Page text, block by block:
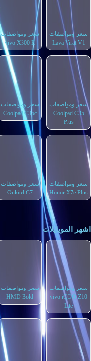
سعر ومواصفات
Lava Virat V1
سعر ومواصفات
vivo X300 E
سعر ومواصفات
Coolpad C35
Plus
سعر ومواصفات
Coolpad C35c
سعر ومواصفات
Honor X7e Plus
سعر ومواصفات
Oukitel C7
اشهر الموبايلات
سعر ومواصفات
vivo iQOO Z10
Lite
سعر ومواصفات
HMD Bold